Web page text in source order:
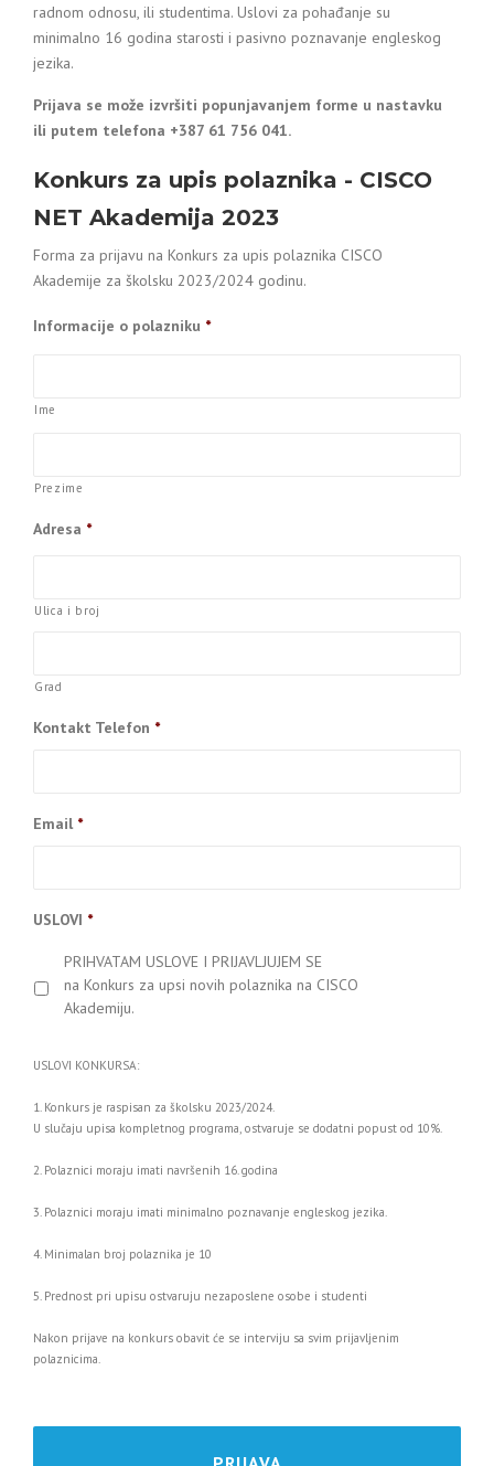
radnom odnosu, ili studentima. Uslovi za pohađanje su
minimalno 16 godina starosti i pasivno poznavanje engleskog
jezika.
Prijava se može izvršiti popunjavanjem forme u nastavku
ili putem telefona +387 61 756 041.
Konkurs za upis polaznika - CISCO
NET Akademija 2023
Forma za prijavu na Konkurs za upis polaznika CISCO
Akademije za školsku 2023/2024 godinu.
Informacije o polazniku *
Ime
Prezime
Adresa *
Ulica i broj
Grad
Kontakt Telefon *
Email *
USLOVI *
PRIHVATAM USLOVE I PRIJAVLJUJEM SE
na Konkurs za upsi novih polaznika na CISCO
Akademiju.
USLOVI KONKURSA:
1. Konkurs je raspisan za školsku 2023/2024.
U slučaju upisa kompletnog programa, ostvaruje se dodatni popust od 10%.
2. Polaznici moraju imati navršenih 16. godina
3. Polaznici moraju imati minimalno poznavanje engleskog jezika.
4. Minimalan broj polaznika je 10
5. Prednost pri upisu ostvaruju nezaposlene osobe i studenti
Nakon prijave na konkurs obavit će se interviju sa svim prijavljenim
polaznicima.